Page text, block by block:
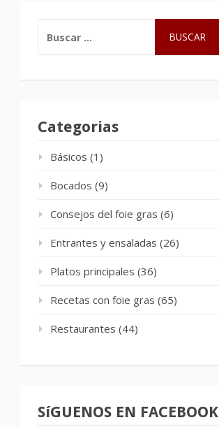
Categorias
Básicos (1)
Bocados (9)
Consejos del foie gras (6)
Entrantes y ensaladas (26)
Platos principales (36)
Recetas con foie gras (65)
Restaurantes (44)
SíGUENOS EN FACEBOOK